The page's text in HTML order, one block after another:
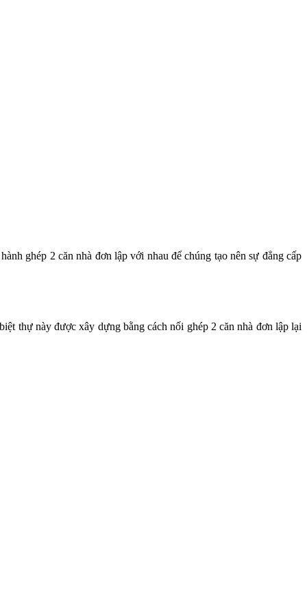
ghép 2 căn nhà đơn lập với nhau để chúng tạo nên sự đẳng cấp
thự này được xây dựng bằng cách nối ghép 2 căn nhà đơn lập lại